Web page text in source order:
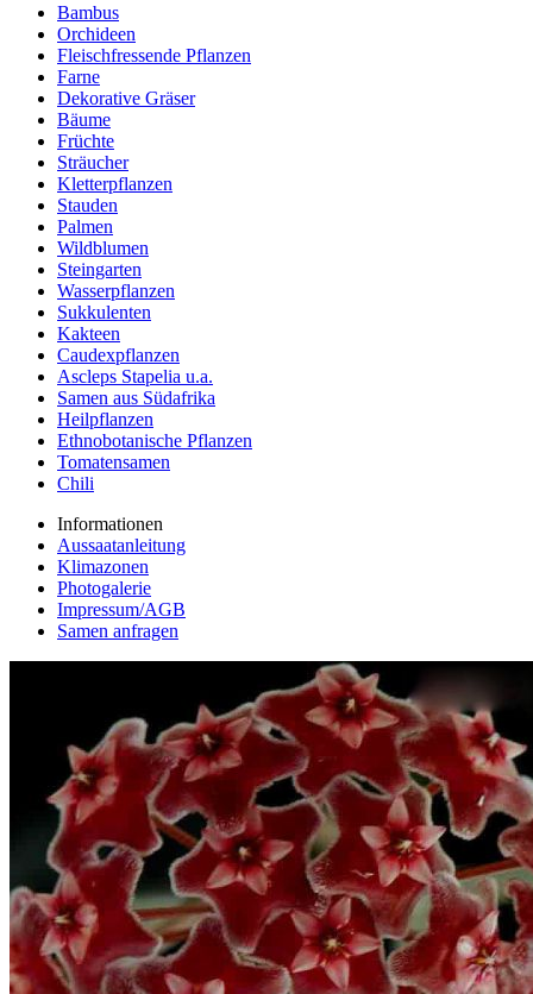
Bambus
Orchideen
Fleischfressende Pflanzen
Farne
Dekorative Gräser
Bäume
Früchte
Sträucher
Kletterpflanzen
Stauden
Palmen
Wildblumen
Steingarten
Wasserpflanzen
Sukkulenten
Kakteen
Caudexpflanzen
Ascleps Stapelia u.a.
Samen aus Südafrika
Heilpflanzen
Ethnobotanische Pflanzen
Tomatensamen
Chili
Informationen
Aussaatanleitung
Klimazonen
Photogalerie
Impressum/AGB
Samen anfragen